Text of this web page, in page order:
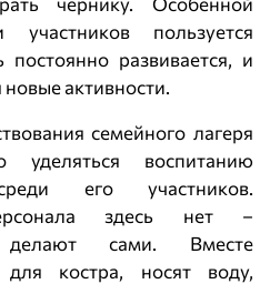
участников пользуется
развивается, и
активности.
семейного лагеря
воспитанию
его участников.
здесь нет –
делают сами. Вместе
для костра, носят воду,